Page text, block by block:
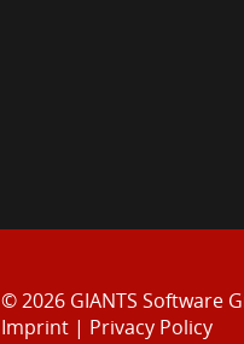
© 2026 GIANTS Software
Imprint | Privacy Policy